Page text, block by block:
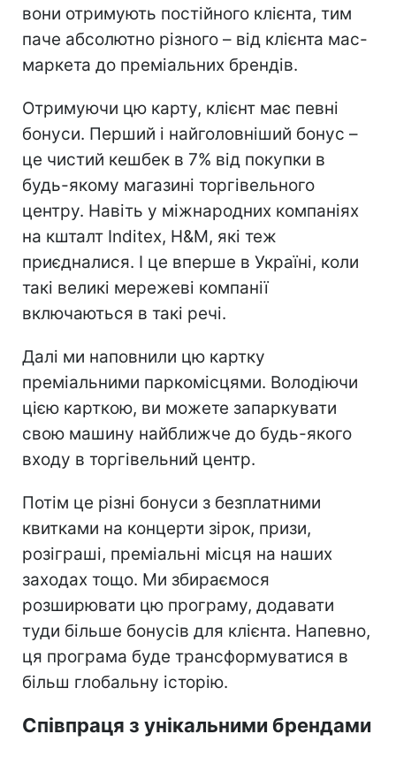
вони отримують постійного клієнта, тим
паче абсолютно різного – від клієнта мас-
маркета до преміальних брендів.
Отримуючи цю карту, клієнт має певні
бонуси. Перший і найголовніший бонус –
це чистий кешбек в 7% від покупки в
будь-якому магазині торгівельного
центру. Навіть у міжнародних компаніях
на кшталт Inditex, H&M, які теж
приєдналися. І це вперше в Україні, коли
такі великі мережеві компанії
включаються в такі речі.
Далі ми наповнили цю картку
преміальними паркомісцями. Володіючи
цією карткою, ви можете запаркувати
свою машину найближче до будь-якого
входу в торгівельний центр.
Потім це різні бонуси з безплатними
квитками на концерти зірок, призи,
розіграші, преміальні місця на наших
заходах тощо. Ми збираємося
розширювати цю програму, додавати
туди більше бонусів для клієнта. Напевно,
ця програма буде трансформуватися в
більш глобальну історію.
Співпраця з унікальними брендами